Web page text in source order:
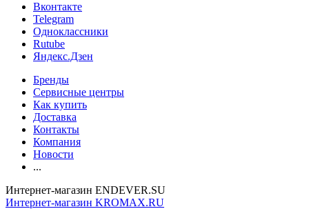
Вконтакте
Telegram
Одноклассники
Rutube
Яндекс.Дзен
Бренды
Сервисные центры
Как купить
Доставка
Контакты
Компания
Новости
...
Интернет-магазин ENDEVER.SU
Интернет-магазин KROMAX.RU